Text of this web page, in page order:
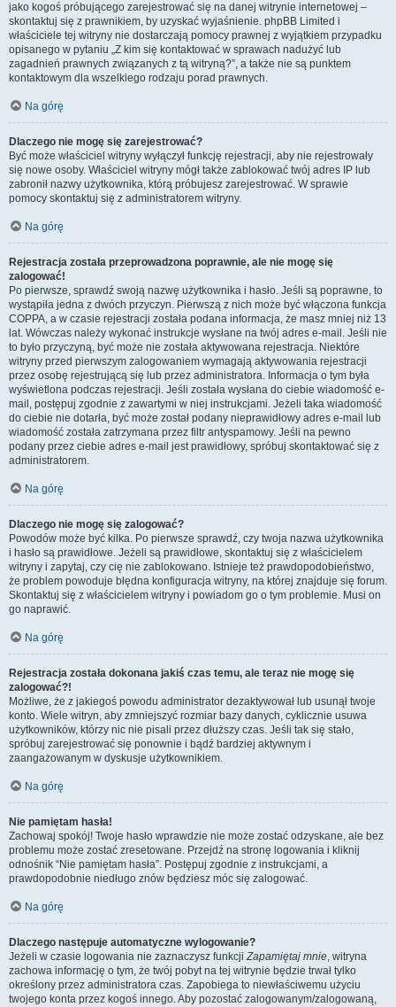
jako kogoś próbującego zarejestrować się na danej witrynie internetowej –
skontaktuj się z prawnikiem, by uzyskać wyjaśnienie. phpBB Limited i
właściciele tej witryny nie dostarczają pomocy prawnej z wyjątkiem przypadku
opisanego w pytaniu „Z kim się kontaktować w sprawach nadużyć lub
zagadnień prawnych związanych z tą witryną?”, a także nie są punktem
kontaktowym dla wszelkiego rodzaju porad prawnych.
Na górę
Dlaczego nie mogę się zarejestrować?
Być może właściciel witryny wyłączył funkcję rejestracji, aby nie rejestrowały
się nowe osoby. Właściciel witryny mógł także zablokować twój adres IP lub
zabronił nazwy użytkownika, którą próbujesz zarejestrować. W sprawie
pomocy skontaktuj się z administratorem witryny.
Na górę
Rejestracja została przeprowadzona poprawnie, ale nie mogę się
zalogować!
Po pierwsze, sprawdź swoją nazwę użytkownika i hasło. Jeśli są poprawne, to
wystąpiła jedna z dwóch przyczyn. Pierwszą z nich może być włączona funkcja
COPPA, a w czasie rejestracji została podana informacja, że masz mniej niż 13
lat. Wówczas należy wykonać instrukcje wysłane na twój adres e-mail. Jeśli nie
to było przyczyną, być może nie została aktywowana rejestracja. Niektóre
witryny przed pierwszym zalogowaniem wymagają aktywowania rejestracji
przez osobę rejestrującą się lub przez administratora. Informacja o tym była
wyświetlona podczas rejestracji. Jeśli została wysłana do ciebie wiadomość e-
mail, postępuj zgodnie z zawartymi w niej instrukcjami. Jeżeli taka wiadomość
do ciebie nie dotarła, być może został podany nieprawidłowy adres e-mail lub
wiadomość została zatrzymana przez filtr antyspamowy. Jeśli na pewno
podany przez ciebie adres e-mail jest prawidłowy, spróbuj skontaktować się z
administratorem.
Na górę
Dlaczego nie mogę się zalogować?
Powodów może być kilka. Po pierwsze sprawdź, czy twoja nazwa użytkownika
i hasło są prawidłowe. Jeżeli są prawidłowe, skontaktuj się z właścicielem
witryny i zapytaj, czy cię nie zablokowano. Istnieje też prawdopodobieństwo,
że problem powoduje błędna konfiguracja witryny, na której znajduje się forum.
Skontaktuj się z właścicielem witryny i powiadom go o tym problemie. Musi on
go naprawić.
Na górę
Rejestracja została dokonana jakiś czas temu, ale teraz nie mogę się
zalogować?!
Możliwe, że z jakiegoś powodu administrator dezaktywował lub usunął twoje
konto. Wiele witryn, aby zmniejszyć rozmiar bazy danych, cyklicznie usuwa
użytkowników, którzy nic nie pisali przez dłuższy czas. Jeśli tak się stało,
spróbuj zarejestrować się ponownie i bądź bardziej aktywnym i
zaangażowanym w dyskusje użytkownikiem.
Na górę
Nie pamiętam hasła!
Zachowaj spokój! Twoje hasło wprawdzie nie może zostać odzyskane, ale bez
problemu może zostać zresetowane. Przejdź na stronę logowania i kliknij
odnośnik “Nie pamiętam hasła”. Postępuj zgodnie z instrukcjami, a
prawdopodobnie niedługo znów będziesz móc się zalogować.
Na górę
Dlaczego następuje automatyczne wylogowanie?
Jeżeli w czasie logowania nie zaznaczysz funkcjiZapamiętaj mnie, witryna
zachowa informację o tym, że twój pobyt na tej witrynie będzie trwał tylko
określony przez administratora czas. Zapobiega to niewłaściwemu użyciu
twojego konta przez kogoś innego. Aby pozostać zalogowanym/zalogowaną,